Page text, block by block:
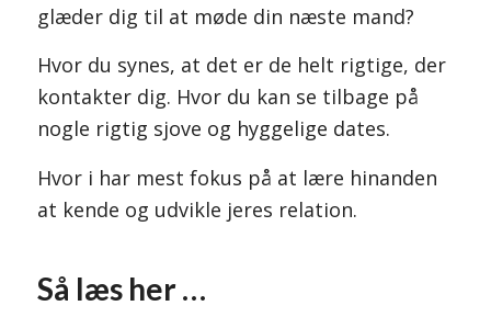
glæder dig til at møde din næste mand?
Hvor du synes, at det er de helt rigtige, der
kontakter dig. Hvor du kan se tilbage på
nogle rigtig sjove og hyggelige dates.
Hvor i har mest fokus på at lære hinanden
at kende og udvikle jeres relation.
Så læs her …